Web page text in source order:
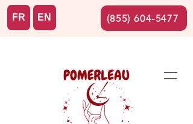
FR EN (855) 604-5477